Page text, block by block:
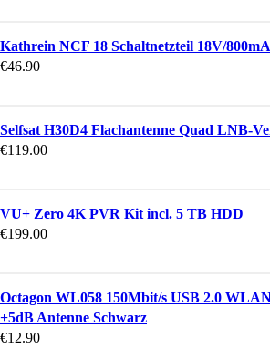
Kathrein NCF 18 Schaltnetzteil 18V/800mA
€46.90
Selfsat H30D4 Flachantenne Quad LNB-
€119.00
VU+ Zero 4K PVR Kit incl. 5 TB HDD
€199.00
Octagon WL058 150Mbit/s USB 2.0
+5dB Antenne Schwarz
€12.90